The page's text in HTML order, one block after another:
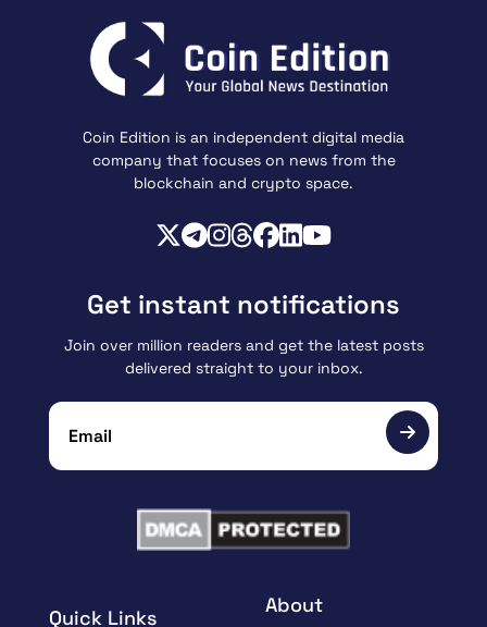
Coin Edition is an independent digital media
company that focuses on news from the
blockchain and crypto space.
Quick Links
About
Get instant notifications
Join over million readers and get the latest posts
delivered straight to your inbox.